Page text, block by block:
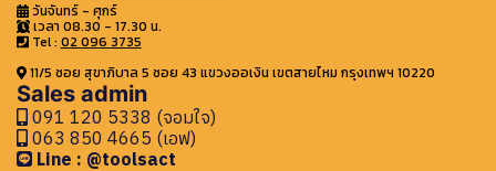
วันจันทร์ - ศุกร์
เวลา 08.30 - 17.30 น.
Tel : 02 096 3735
11/5 ซอย สุขาภิบาล 5 ซอย 43 แขวงออเงิน เขตสายไหม กรุงเทพฯ 10220
Sales admin
091 120 5338 (จอมใจ)
063 850 4665 (เอฟ)
Line : @toolsact